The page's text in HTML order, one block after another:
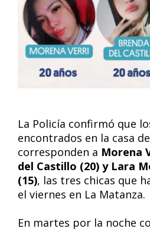
La Policía confirmó que
encontrados en la casa
corresponden a Morena
del Castillo (20) y Lara
(15), las tres chicas que
el viernes en La Matanza.
En martes por la noche